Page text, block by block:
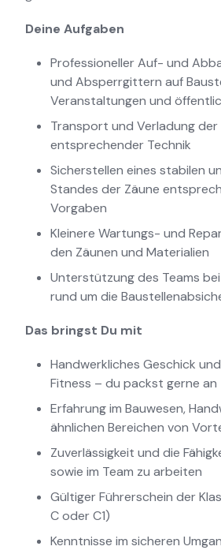
Deine Aufgaben
Professioneller Auf- und
und Absperrgittern auf
Veranstaltungen und
Transport und Verladung der
entsprechender Technik
Sicherstellen eines stabilen
Standes der Zäune
Vorgaben
Kleinere Wartungs- und
den Zäunen und Materialien
Unterstützung des Teams
rund um die
Das bringst Du mit
Handwerkliches Geschick
Fitness – du packst gerne an
Erfahrung im Bauwesen,
ähnlichen Bereichen von
Zuverlässigkeit und die
sowie im Team zu arbeiten
Gültiger Führerschein der
C oder C1)
Kenntnisse im sicheren